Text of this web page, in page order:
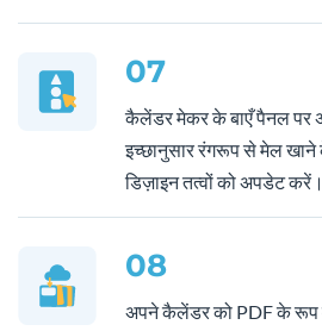
07
कैलेंडर मेकर के बाएँ पैनल पर
इच्छानुसार रंगरूप से मेल
डिज़ाइन तत्वों को अपडेट करें।
08
अपने कैलेंडर को PDF के रूप